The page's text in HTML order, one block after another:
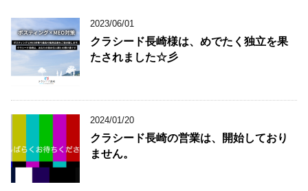
2023/06/01
クラシード長崎様は、めでたく独立を果
たされました☆彡
2024/01/20
クラシード長崎の営業は、開始しており
ません。